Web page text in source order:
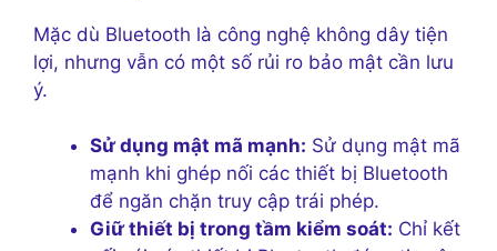
Mặc dù Bluetooth là công nghệ không dây tiện
lợi, nhưng vẫn có một số rủi ro bảo mật cần lưu
ý.
Sử dụng mật mã mạnh: Sử dụng mật mã
mạnh khi ghép nối các thiết bị Bluetooth
để ngăn chặn truy cập trái phép.
Giữ thiết bị trong tầm kiểm soát: Chỉ kết